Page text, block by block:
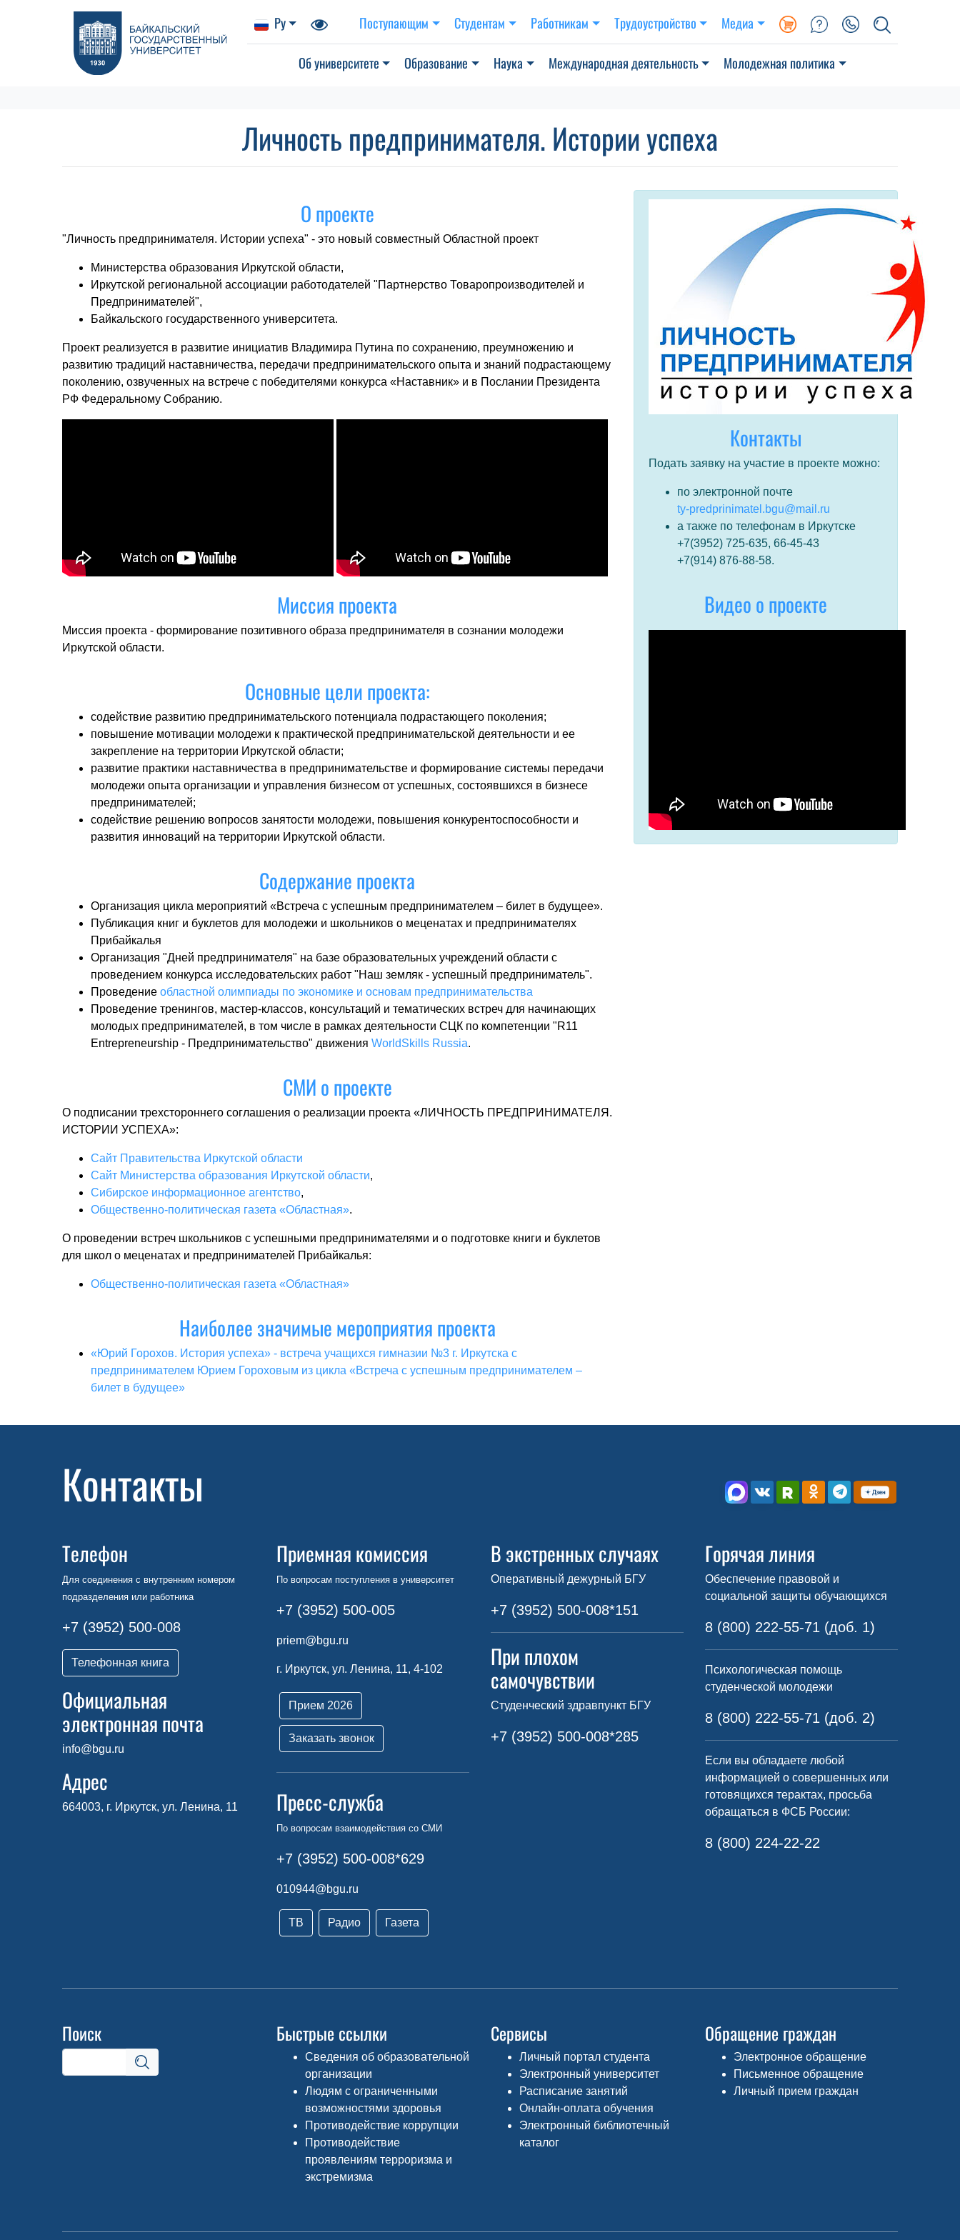
Ру Поступающим Студентам Работникам Трудоустройство Медиа
Об университете Образование Наука Международная деятельность Молодежная политика
Личность предпринимателя. Истории успеха
О проекте
"Личность предпринимателя. Истории успеха" - это новый совместный Областной проект
Министерства образования Иркутской области,
Иркутской региональной ассоциации работодателей "Партнерство Товаропроизводителей и
Предпринимателей",
Байкальского государственного университета.
Проект реализуется в развитие инициатив Владимира Путина по сохранению, преумножению и
развитию традиций наставничества, передачи предпринимательского опыта и знаний подрастающему
поколению, озвученных на встрече с победителями конкурса «Наставник» и в Послании Президента
РФ Федеральному Собранию.
Миссия проекта
Миссия проекта - формирование позитивного образа предпринимателя в сознании молодежи
Иркутской области.
Основные цели проекта:
содействие развитию предпринимательского потенциала подрастающего поколения;
повышение мотивации молодежи к практической предпринимательской деятельности и ее
закрепление на территории Иркутской области;
развитие практики наставничества в предпринимательстве и формирование системы передачи
молодежи опыта организации и управления бизнесом от успешных, состоявшихся в бизнесе
предпринимателей;
содействие решению вопросов занятости молодежи, повышения конкурентоспособности и
развития инноваций на территории Иркутской области.
Содержание проекта
Организация цикла мероприятий «Встреча с успешным предпринимателем – билет в будущее».
Публикация книг и буклетов для молодежи и школьников о меценатах и предпринимателях
Прибайкалья
Организация "Дней предпринимателя" на базе образовательных учреждений области с
проведением конкурса исследовательских работ "Наш земляк - успешный предприниматель".
Проведение областной олимпиады по экономике и основам предпринимательства
Проведение тренингов, мастер-классов, консультаций и тематических встреч для начинающих
молодых предпринимателей, в том числе в рамках деятельности СЦК по компетенции "R11
Entrepreneurship - Предпринимательство" движения WorldSkills Russia.
СМИ о проекте
О подписании трехстороннего соглашения о реализации проекта «ЛИЧНОСТЬ ПРЕДПРИНИМАТЕЛЯ.
ИСТОРИИ УСПЕХА»:
Сайт Правительства Иркутской области
Сайт Министерства образования Иркутской области,
Сибирское информационное агентство,
Общественно-политическая газета «Областная».
О проведении встреч школьников с успешными предпринимателями и о подготовке книги и буклетов
для школ о меценатах и предпринимателей Прибайкалья:
Общественно-политическая газета «Областная»
Наиболее значимые мероприятия проекта
«Юрий Горохов. История успеха» - встреча учащихся гимназии №3 г. Иркутска с
предпринимателем Юрием Гороховым из цикла «Встреча с успешным предпринимателем –
билет в будущее»
Контакты
Подать заявку на участие в проекте можно:
по электронной почте
ty-predprinimatel.bgu@mail.ru
а также по телефонам в Иркутске
+7(3952) 725-635, 66-45-43
+7(914) 876-88-58.
Видео о проекте
Контакты
Телефон
Для соединения с внутренним номером
подразделения или работника
+7 (3952) 500-008
Телефонная книга
Официальная
электронная почта
info@bgu.ru
Адрес
664003, г. Иркутск, ул. Ленина, 11
Приемная комиссия
По вопросам поступления в университет
+7 (3952) 500-005
priem@bgu.ru
г. Иркутск, ул. Ленина, 11, 4-102
Прием 2026
Заказать звонок
Пресс-служба
По вопросам взаимодействия со СМИ
+7 (3952) 500-008*629
010944@bgu.ru
ТВ Радио Газета
В экстренных случаях
Оперативный дежурный БГУ
+7 (3952) 500-008*151
При плохом
самочувствии
Студенческий здравпункт БГУ
+7 (3952) 500-008*285
Горячая линия
Обеспечение правовой и
социальной защиты обучающихся
8 (800) 222-55-71 (доб. 1)
Психологическая помощь
студенческой молодежи
8 (800) 222-55-71 (доб. 2)
Если вы обладаете любой
информацией о совершенных или
готовящихся терактах, просьба
обращаться в ФСБ России:
8 (800) 224-22-22
Поиск Быстрые ссылки
Сведения об образовательной
организации
Людям с ограниченными
возможностями здоровья
Противодействие коррупции
Противодействие
проявлениям терроризма и
экстремизма
Сервисы
Личный портал студента
Электронный университет
Расписание занятий
Онлайн-оплата обучения
Электронный библиотечный
каталог
Обращение граждан
Электронное обращение
Письменное обращение
Личный прием граждан